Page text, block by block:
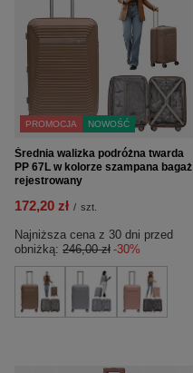
PROMOCJA NOWOŚĆ
Średnia walizka podróżna twarda
PP 67L w kolorze szampana bagaż
rejestrowany
172,20 zł / szt.
Najniższa cena z 30 dni przed
obniżką: 246,00 zł -30%